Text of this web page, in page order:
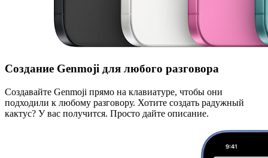
Создание Genmoji для любого разговора
Создавайте Genmoji прямо на клавиатуре, чтобы они
подходили к любому разговору. Хотите создать радужный
кактус? У вас получится. Просто дайте описание.